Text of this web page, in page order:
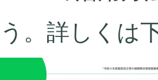
う。詳しくは